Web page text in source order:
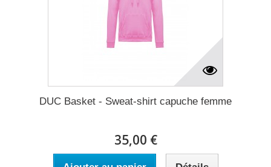
DUC Basket - Sweat-shirt capuche femme
35,00 €